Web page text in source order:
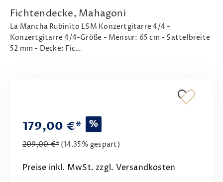
Fichtendecke, Mahagoni
La Mancha Rubinito LSM Konzertgitarre 4/4 -
Konzertgitarre 4/4-Größe - Mensur: 65 cm - Sattelbreite
52 mm - Decke: Fic…
179,00 €* %
209,00 €* (14.35% gespart)
Preise inkl. MwSt. zzgl. Versandkosten